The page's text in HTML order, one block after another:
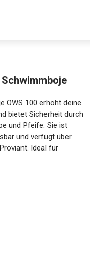
OWS 100 erhöht deine
bietet Sicherheit durch
und Pfeife. Sie ist
und verfügt über
Ideal für